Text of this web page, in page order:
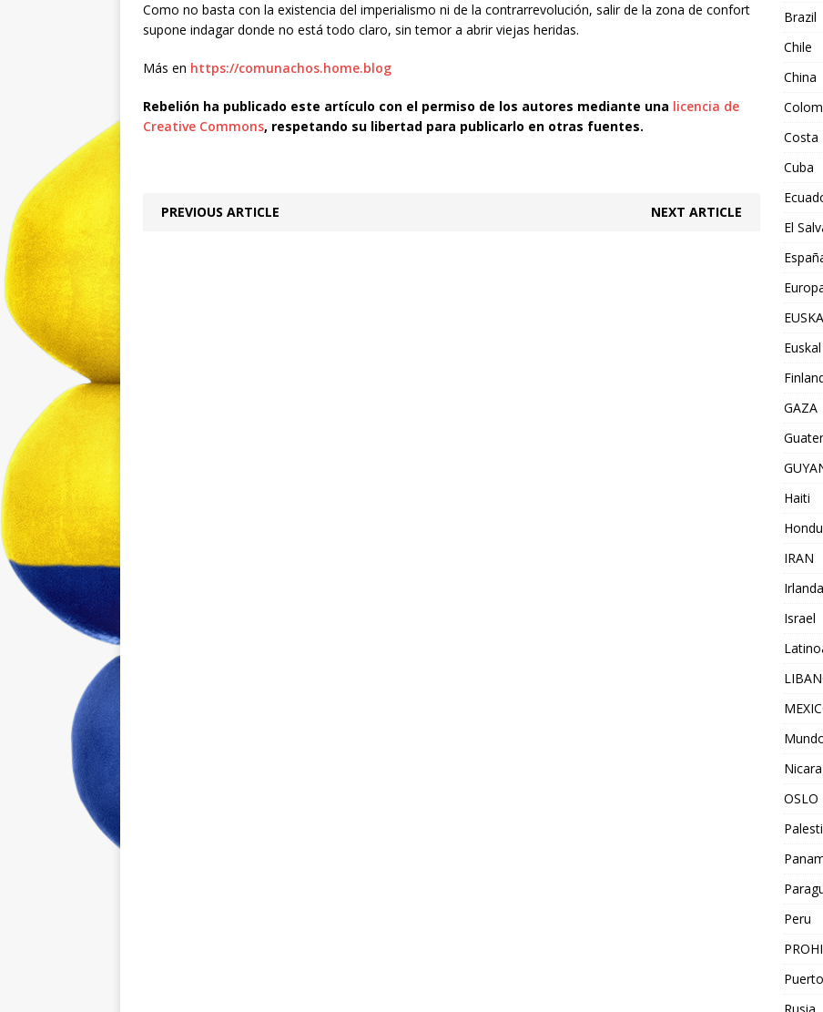
Como no basta con la existencia del imperialismo ni de la contrarrevolución, salir de la zona de confort
supone indagar donde no está todo claro, sin temor a abrir viejas heridas.
Más en https://comunachos.home.blog
Rebelión ha publicado este artículo con el permiso de los autores mediante una licencia de
Creative Commons, respetando su libertad para publicarlo en otras fuentes.
PREVIOUS ARTICLE NEXT ARTICLE
Brazil
Chile
China
Costa
Cuba
El
GAZA
Haiti
IRAN
Israel
OSLO
Peru